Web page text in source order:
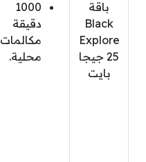
باقة
Black
Explore
25 جيجا
بايت
1000
دقيقة
مكالمات
محلية.